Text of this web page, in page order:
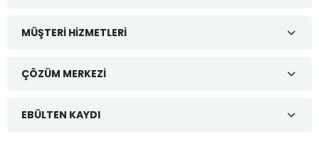
MÜŞTERI HIZMETLERI
ÇÖZÜM MERKEZI
EBÜLTEN KAYDI